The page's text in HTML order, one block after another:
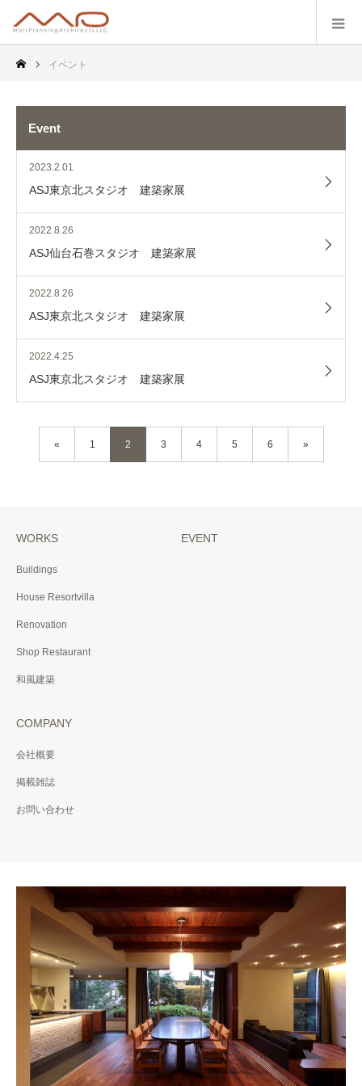
イベント
Event
2023.2.01
ASJ東京北スタジオ 建築家展
2022.8.26
ASJ仙台石巻スタジオ 建築家展
2022.8.26
ASJ東京北スタジオ 建築家展
2022.4.25
ASJ東京北スタジオ 建築家展
« 1 2 3 4 5 6 »
WORKS
Buildings
House Resortvilla
Renovation
Shop Restaurant
和風建築
EVENT
COMPANY
会社概要
掲載雑誌
お問い合わせ